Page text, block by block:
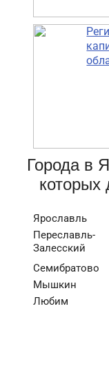
Города в
которых
Ярославль
Переславль-
Залесский
Семибратово
Мышкин
Любим